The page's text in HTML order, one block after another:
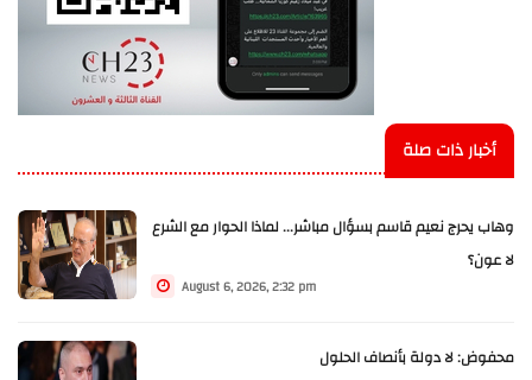
أخبار ذات صلة
وهاب يحرج نعيم قاسم بسؤال مباشر... لماذا الحوار مع الشرع
لا عون؟
August 6, 2026, 2:32 pm
محفوض: لا دولة بأنصاف الحلول